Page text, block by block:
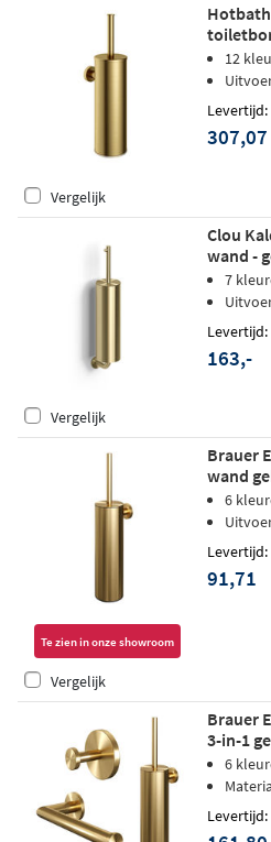
Hotbath
12
307,07
Vergelijk
Clou
wand -
7
163,-
Vergelijk
Te zien in onze showroom
Brauer
wand
6
91,71
Vergelijk
Brauer
3-in-1
6